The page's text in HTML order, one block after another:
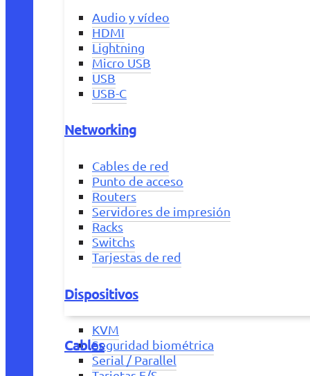
Audio y vídeo
HDMI
Lightning
Micro USB
USB
USB-C
Networking
Cables de red
Punto de acceso
Routers
Servidores de impresión
Racks
Switchs
Tarjestas de red
Dispositivos
KVM
Seguridad biométrica
Serial / Parallel
Cables